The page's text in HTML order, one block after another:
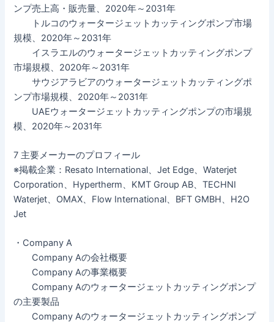
ンプ売上高・販売量、2020年～2031年
トルコのウォータージェットカッティングポンプ市場
規模、2020年～2031年
イスラエルのウォータージェットカッティングポンプ
市場規模、2020年～2031年
サウジアラビアのウォータージェットカッティングポ
ンプ市場規模、2020年～2031年
UAEウォータージェットカッティングポンプの市場規
模、2020年～2031年
7 主要メーカーのプロフィール
※掲載企業：Resato International、Jet Edge、Waterjet
Corporation、Hypertherm、KMT Group AB、TECHNI
Waterjet、OMAX、Flow International、BFT GMBH、H2O
Jet
・Company A
Company Aの会社概要
Company Aの事業概要
Company Aのウォータージェットカッティングポンプ
の主要製品
Company Aのウォータージェットカッティングポンプ